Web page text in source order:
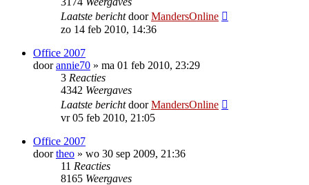
Laatste berichtdoorMandersOnline
zo 14 feb 2010, 14:36
Office 2007
doorannie70 » ma 01 feb 2010, 23:29
3 Reacties
4342 Weergaves
Laatste berichtdoorMandersOnline
vr 05 feb 2010, 21:05
Office 2007
doortheo » wo 30 sep 2009, 21:36
11 Reacties
8165 Weergaves